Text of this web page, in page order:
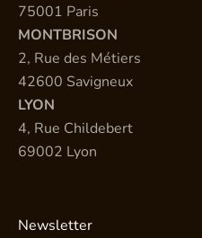
75001 Paris
MONTBRISON
2, Rue des Métiers
42600 Savigneux
LYON
4, Rue Childebert
69002 Lyon
Newsletter